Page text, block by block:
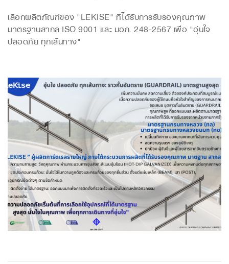
เลือกผลิตภัณฑ์ของ "LEKISE" ที่ได้รับการรับรองคุณภาพ
มาตรฐานสากล ISO 9001 และ มอก. 248-2567 เพื่อ "อุ่นใจ
ปลอดภัย ทุกเส้นทาง"